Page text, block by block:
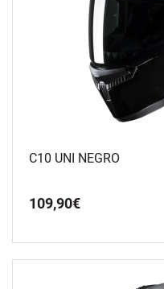
C10 UNI NEGRO
109,90€